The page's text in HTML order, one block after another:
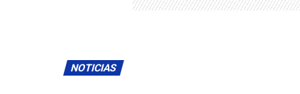
NOTICIAS